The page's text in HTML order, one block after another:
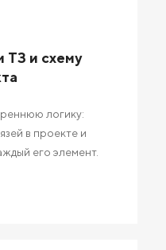
ТЗ и схему
логику:
в проекте и
его элемент.